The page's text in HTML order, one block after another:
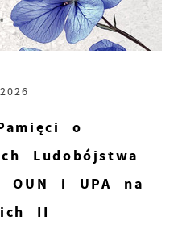
o
Ludobójstwa
OUN i UPA na
II